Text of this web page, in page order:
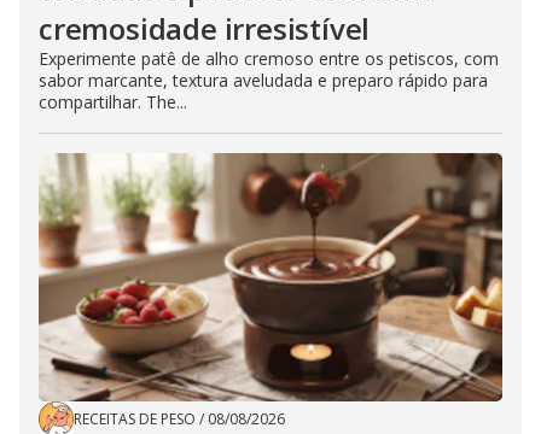
cremosidade irresistível
Experimente patê de alho cremoso entre os petiscos, com
sabor marcante, textura aveludada e preparo rápido para
compartilhar. The...
RECEITAS DE PESO / 08/08/2026